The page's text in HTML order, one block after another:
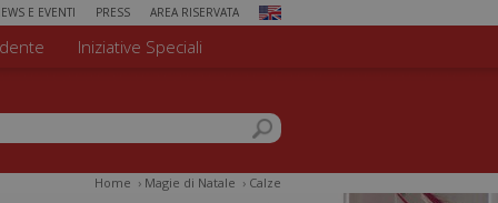
E EVENTI PRESS AREA RISERVATA
di ricerca
sito
Iniziative Speciali
Home › Magie di Natale › Calze